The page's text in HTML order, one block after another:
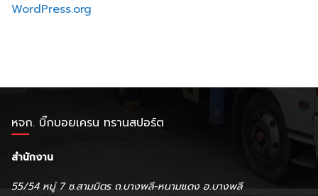
WordPress.org
หจก. บิ๊กบอยเครน ทรานสปอร์ต
สำนักงาน
55/54 หมู่ 7 ซ.สามมิตร ถ.บางพลี-หนามแดง อ.บางพลี